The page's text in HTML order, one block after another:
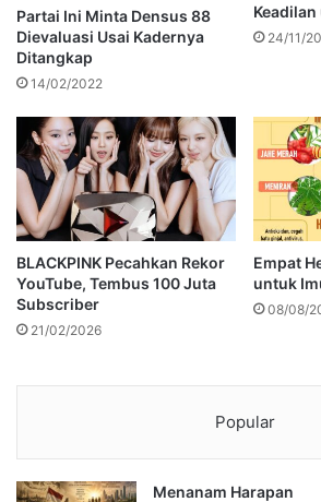
Partai Ini Minta Densus 88
Dievaluasi Usai Kadernya
Ditangkap
14/02/2022
24/11/
BLACKPINK Pecahkan Rekor
YouTube, Tembus 100 Juta
Subscriber
21/02/2026
Empat
untuk
08/08/
Popular
Menanam Harapan